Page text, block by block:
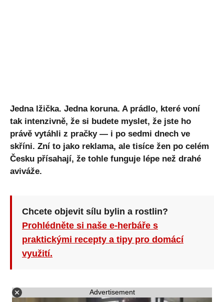
Jedna lžička. Jedna koruna. A prádlo, které voní
tak intenzivně, že si budete myslet, že jste ho
právě vytáhli z pračky — i po sedmi dnech ve
skříni. Zní to jako reklama, ale tisíce žen po celém
Česku přísahají, že tohle funguje lépe než drahé
aviváže.
Chcete objevit sílu bylin a rostlin?
Prohlédněte si naše e-herbáře s
praktickými recepty a tipy pro domácí
využití.
Advertisement